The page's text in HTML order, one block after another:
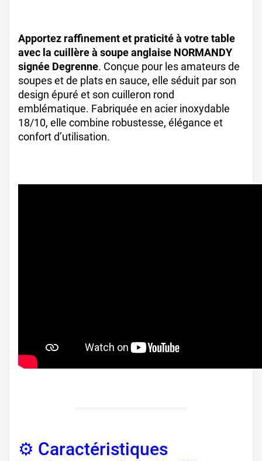
Apportez raffinement et praticité à votre table
avec la cuillère à soupe anglaise NORMANDY
signée Degrenne. Conçue pour les amateurs de
soupes et de plats en sauce, elle séduit par son
design épuré et son cuilleron rond
emblématique. Fabriquée en acier inoxydable
18/10, elle combine robustesse, élégance et
confort d’utilisation.
⚙️ Caractéristiques